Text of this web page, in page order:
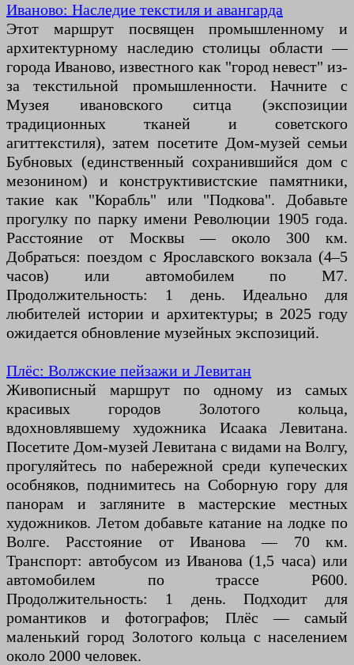
Иваново: Наследие текстиля и авангарда
Этот маршрут посвящен промышленному и
архитектурному наследию столицы области —
города Иваново, известного как "город невест" из-
за текстильной промышленности. Начните с
Музея ивановского ситца (экспозиции
традиционных тканей и советского
агиттекстиля), затем посетите Дом-музей семьи
Бубновых (единственный сохранившийся дом с
мезонином) и конструктивистские памятники,
такие как "Корабль" или "Подкова". Добавьте
прогулку по парку имени Революции 1905 года.
Расстояние от Москвы — около 300 км.
Добраться: поездом с Ярославского вокзала (4–5
часов) или автомобилем по М7.
Продолжительность: 1 день. Идеально для
любителей истории и архитектуры; в 2025 году
ожидается обновление музейных экспозиций.
Плёс: Волжские пейзажи и Левитан
Живописный маршрут по одному из самых
красивых городов Золотого кольца,
вдохновлявшему художника Исаака Левитана.
Посетите Дом-музей Левитана с видами на Волгу,
прогуляйтесь по набережной среди купеческих
особняков, поднимитесь на Соборную гору для
панорам и загляните в мастерские местных
художников. Летом добавьте катание на лодке по
Волге. Расстояние от Иванова — 70 км.
Транспорт: автобусом из Иванова (1,5 часа) или
автомобилем по трассе Р600.
Продолжительность: 1 день. Подходит для
романтиков и фотографов; Плёс — самый
маленький город Золотого кольца с населением
около 2000 человек.